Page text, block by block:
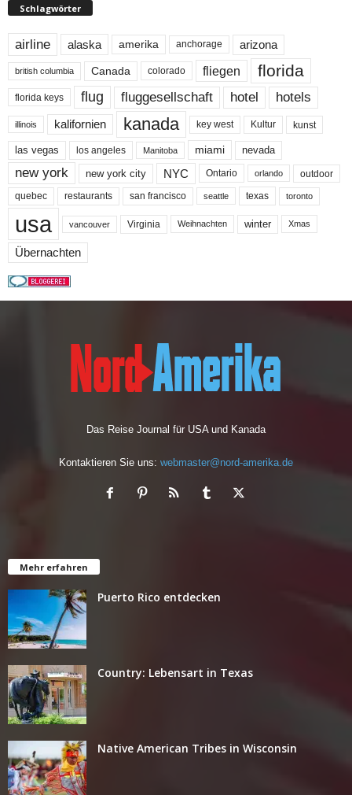
Schlagwörter
airline alaska amerika anchorage arizona
british columbia Canada colorado fliegen florida
florida keys flug fluggesellschaft hotel hotels
illinois kalifornien kanada key west Kultur kunst
las vegas los angeles Manitoba miami nevada
new york new york city NYC Ontario orlando outdoor
quebec restaurants san francisco seattle texas toronto
usa vancouver Virginia Weihnachten winter Xmas
Übernachten
Das Reise Journal für USA und Kanada
Kontaktieren Sie uns: webmaster@nord-amerika.de
Mehr erfahren
Puerto Rico entdecken
Country: Lebensart in Texas
Native American Tribes in Wisconsin